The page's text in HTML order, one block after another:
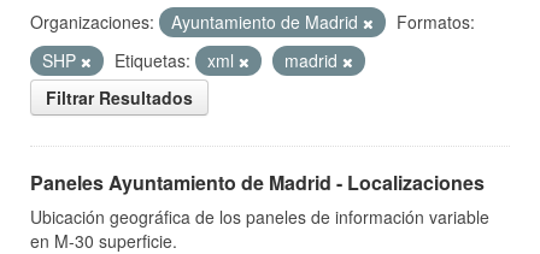
Organizaciones: Ayuntamiento de Madrid
Formatos:
SHP
Etiquetas: xml
madrid
Filtrar Resultados
Paneles Ayuntamiento de Madrid - Localizaciones
Ubicación geográfica de los paneles de información variable
en M-30 superficie.